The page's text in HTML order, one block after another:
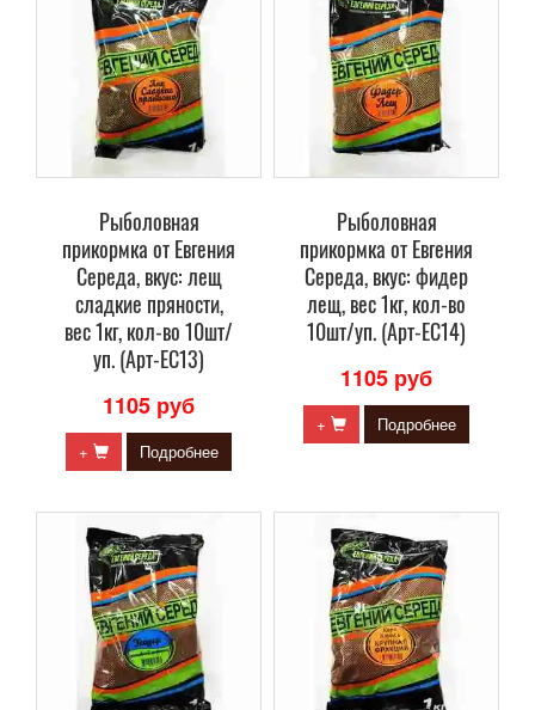
Рыболовная
прикормка от Евгения
Середа, вкус: лещ
сладкие пряности,
вес 1кг, кол-во 10шт/
уп. (Арт-ЕС13)
1105 руб
+ Подробнее
Рыболовная
прикормка от Евгения
Середа, вкус: фидер
лещ, вес 1кг, кол-во
10шт/уп. (Арт-ЕС14)
1105 руб
+ Подробнее